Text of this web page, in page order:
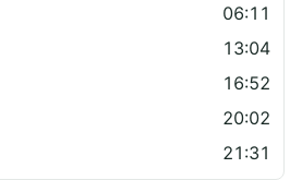
06:11
13:04
16:52
20:02
21:31